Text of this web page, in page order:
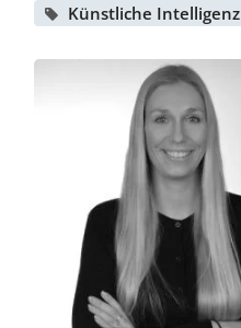
Künstliche Intelligenz